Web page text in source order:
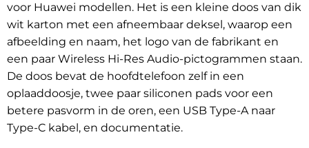
voor Huawei modellen. Het is een kleine doos van dik
wit karton met een afneembaar deksel, waarop een
afbeelding en naam, het logo van de fabrikant en
een paar Wireless Hi-Res Audio-pictogrammen staan.
De doos bevat de hoofdtelefoon zelf in een
oplaaddoosje, twee paar siliconen pads voor een
betere pasvorm in de oren, een USB Type-A naar
Type-C kabel, en documentatie.